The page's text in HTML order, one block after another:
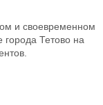
и своевременном
города Тетово на